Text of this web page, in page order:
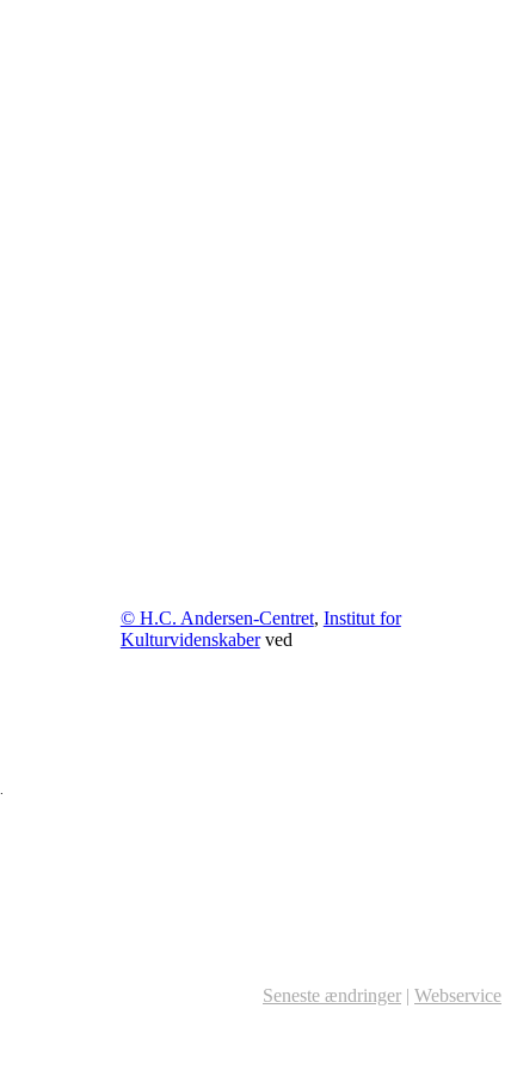
© H.C. Andersen-Centret, Institut for
Kulturvidenskaberved
Seneste ændringer | Webservice